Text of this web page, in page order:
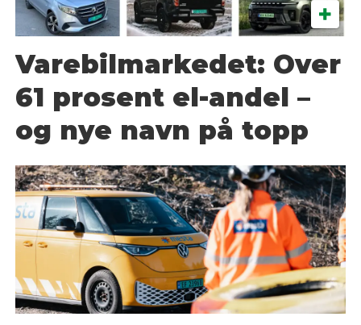
Varebilmarkedet: Over
61 prosent el-andel –
og nye navn på topp